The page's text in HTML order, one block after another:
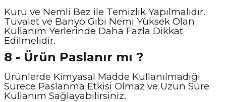
Kuru ve Nemli Bez ile Temizlik Yapılmalıdır.
Tuvalet ve Banyo Gibi Nemi Yüksek Olan
Kullanım Yerlerinde Daha Fazla Dikkat
Edilmelidir.
8 - Ürün Paslanır mı ?
Ürünlerde Kimyasal Madde Kullanılmadığı
Sürece Paslanma Etkisi Olmaz ve Uzun Süre
Kullanım Sağlayabilirsiniz.